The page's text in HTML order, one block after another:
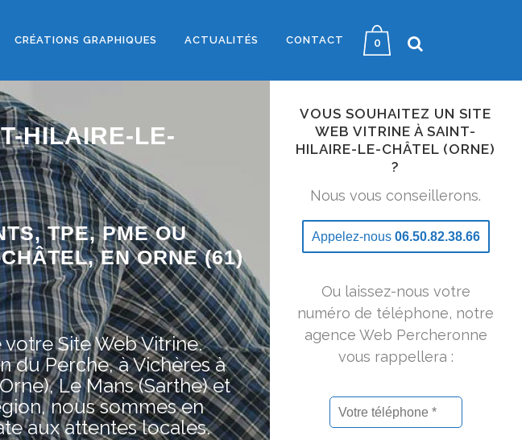
0
CRÉATIONS GRAPHIQUES ACTUALITÉS CONTACT
HILAIRE-LE-
TPE, PME OU
EN ORNE (61)
Site Web Vitrine.
du Perche, à Vichères à
Le Mans (Sarthe) et
nous sommes en
aux attentes locales.
VOUS SOUHAITEZ UN SITE
WEB VITRINE À SAINT-
HILAIRE-LE-CHÂTEL (ORNE)
?
Nous vous conseillerons.
Appelez-nous 06.50.82.38.66
Ou laissez-nous votre
numéro de téléphone, notre
agence Web Percheronne
vous rappellera :